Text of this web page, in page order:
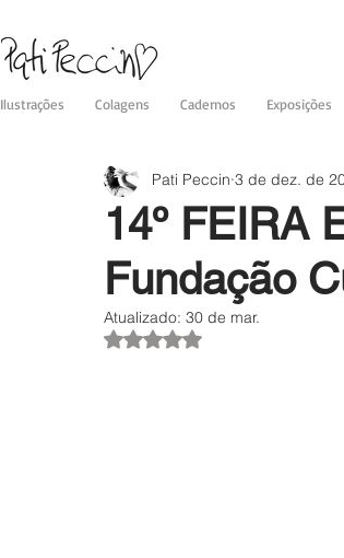
Ilustrações Colagens Cadernos Exposições
14º FEIRA
Fundação
Pati Peccin 3 de dez. de
Atualizado: 30 de mar.
Avaliado com NaN de 5